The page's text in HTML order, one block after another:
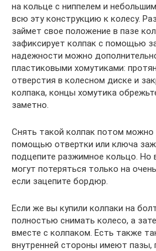
на кольце с ниппелем и
всю эту конструкцию к колесу.
займет свое положение в пазе
зафиксирует колпак с помощью
надежности можно
пластиковыми хомутиками:
отверстия в колесном диске и
колпака, концы хомутика
заметно.
Снять такой колпак потом можно
помощью отвертки или ключа
подцепите разжимное кольцо. Но
могут потеряться только на
если зацепите бордюр.
Если же вы купили колпаки на
полностью снимать колесо, а
вместе с колпаком. Есть также
внутренней стороны имеют пазы,